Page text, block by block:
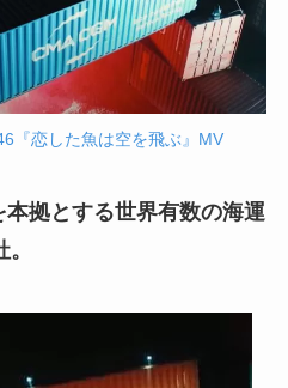
『恋した魚は空を飛ぶ』MV
本拠とする世界有数の海運